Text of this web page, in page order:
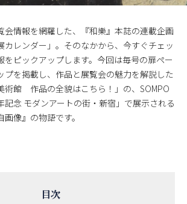
会情報を網羅した、『和樂』本誌の連載企画
カレンダー」。そのなかから、今すぐチェッ
をピックアップします。今回は毎号の扉ペー
プを掲載し、作品と展覧会の魅力を解説した
術館 作品の全貌はこちら！」の、SOMPO
記念 モダンアートの街・新宿」で展示される
像』の物語です。